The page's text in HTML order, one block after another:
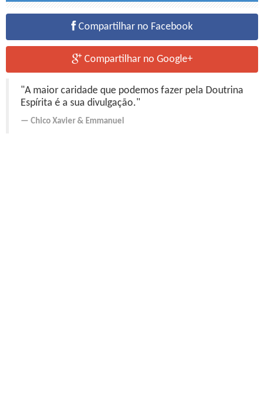
Compartilhar no Facebook
Compartilhar no Google+
"A maior caridade que podemos fazer pela Doutrina
Espírita é a sua divulgação."
Chico Xavier & Emmanuel